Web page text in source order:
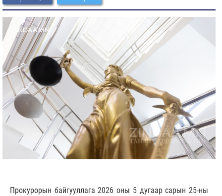
Прокурорын байгууллага 2026 оны 5 дугаар сарын 25-ны